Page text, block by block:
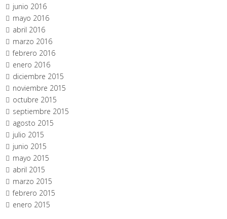
junio 2016
mayo 2016
abril 2016
marzo 2016
febrero 2016
enero 2016
diciembre 2015
noviembre 2015
octubre 2015
septiembre 2015
agosto 2015
julio 2015
junio 2015
mayo 2015
abril 2015
marzo 2015
febrero 2015
enero 2015